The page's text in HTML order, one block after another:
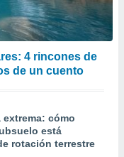
4 rincones de
de un cuento
extrema: cómo
está
rotación terrestre